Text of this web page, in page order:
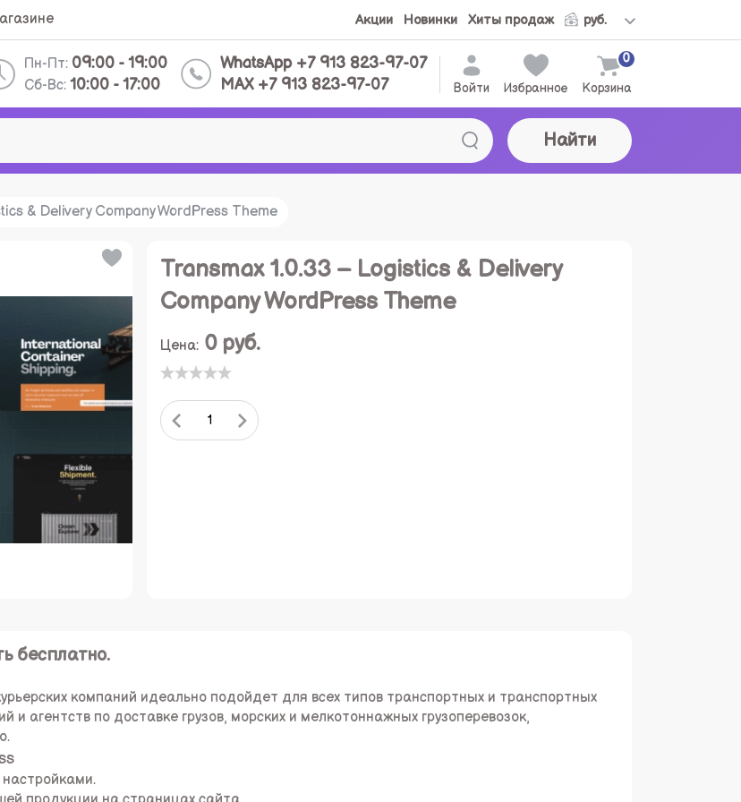
Акции Новинки Хиты продаж
Пн-Пт: 09:00 - 19:00
Сб-Вс: 10:00 - 17:00
WhatsApp +7 913 823-97-07
MAX +7 913 823-97-07
Войти Избранное Корзина
0
Найти
& Delivery Company WordPress Theme
Transmax 1.0.33 – Logistics & Delivery
Company WordPress Theme
Цена: 0 руб.
бесплатно.
компаний идеально подойдет для всех типов транспортных и транспортных
агентств по доставке грузов, морских и мелкотоннажных грузоперевозок,